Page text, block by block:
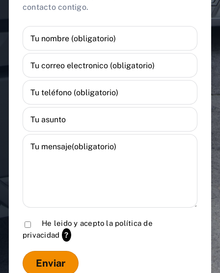
contacto contigo.
He leido y acepto la política de
privacidad
?